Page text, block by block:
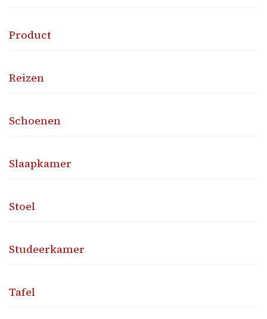
Product
Reizen
Schoenen
Slaapkamer
Stoel
Studeerkamer
Tafel